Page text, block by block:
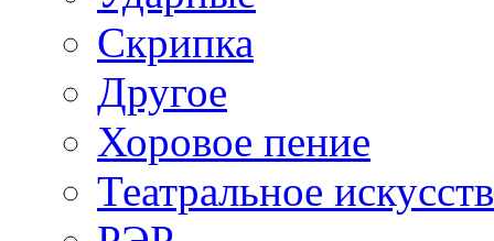
Скрипка
Другое
Хоровое пение
Театральное